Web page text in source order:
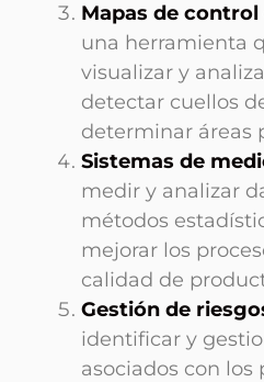
Mapas de
una herramienta
visualizar y
detectar cuellos
determinar áreas
Sistemas de
medir y analizar
métodos
mejorar los
calidad de
Gestión de
identificar y
asociados con los